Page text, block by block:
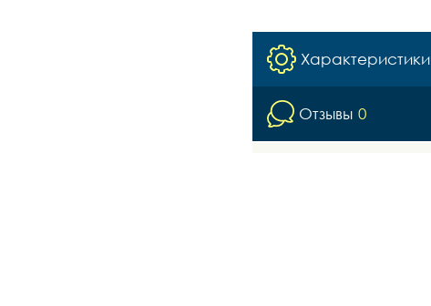
Характеристики
Отзывы 0